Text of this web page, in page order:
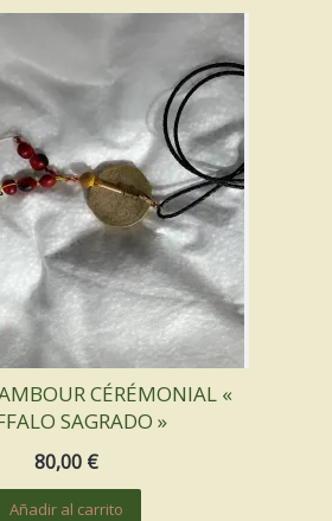
CÉRÉMONIAL «
SAGRADO »
80,00 €
Añadir al carrito